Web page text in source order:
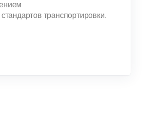
стандартов транспортировки.